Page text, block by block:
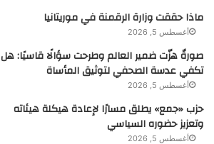
ماذا حققت وزارة الرقمنة في موريتانيا
أغسطس 5, 2026
صورةٌ هزّت ضمير العالم وطرحت سؤالًا قاسيًا: هل
تكفي عدسة الصحفي لتوثيق المأساة
أغسطس 5, 2026
حزب «جمع» يطلق مسارًا لإعادة هيكلة هيئاته
وتعزيز حضوره السياسي
أغسطس 5, 2026